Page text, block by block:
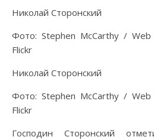
Николай Сторонский
Фото: Stephen McCarthy /
Flickr
Николай Сторонский
Фото: Stephen McCarthy /
Flickr
Господин Сторонский